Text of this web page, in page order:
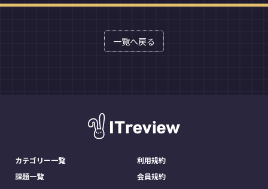
一覧へ戻る
カテゴリー一覧
課題一覧
利用規約
会員規約